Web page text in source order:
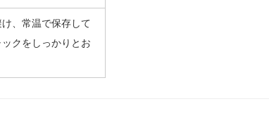
、常温で保存して
クをしっかりとお